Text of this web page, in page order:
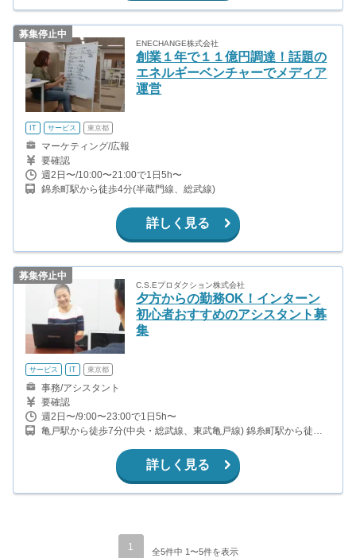
募集停止中
ENECHANGE株式会社
創業１年で１１億円調達！話題の
エネルギーベンチャーでメディア
運営
IT サービス 東京都
マーケティング/広報
要確認
週2日〜/10:00〜21:00で1日5h〜
錦糸町駅から徒歩4分(半蔵門線、総武線)
詳しく見る
募集停止中
C.S.Eプロダクション株式会社
夕方からの勤務OK！インターン
初心者おすすめのアシスタント募
集
サービス IT 東京都
事務/アシスタント
要確認
週2日〜/9:00〜23:00で1日5h〜
亀戸駅から徒歩7分(中央・総武線、東武亀戸線) 錦糸町駅から徒歩
詳しく見る
1 全5件中 1〜5件を表示